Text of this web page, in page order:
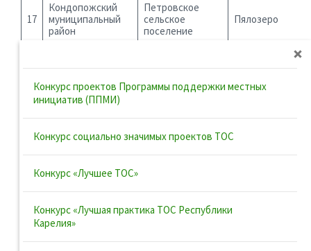
17
Кондопожский
муниципальный
район
Петровское
сельское
поселение
Пялозеро
18
муниципальный
сельское
Нелгомозеро
19
Костомукшский
20
Костомукшский
городской округ
Костомукшский
городской округ
21
Костомукшский
городской округ
22
муниципальный
район
сельское
Конкурс проектов Программы поддержки местных
инициатив (ППМИ)
Конкурс социально значимых проектов ТОС
Конкурс «Лучшее ТОС»
Конкурс «Лучшая практика ТОС Республики
Карелия»